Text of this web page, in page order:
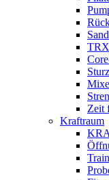
Zeit
Kraftraum